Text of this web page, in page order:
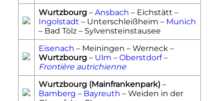
Wurtzbourg – Ansbach – Eichstätt –
Ingolstadt – Unterschleißheim – Munich
– Bad Tölz – Sylvensteinstausee
Eisenach – Meiningen – Werneck –
Wurtzbourg – Ulm – Oberstdorf–
Frontière autrichienne
Wurtzbourg (Mainfrankenpark) –
Bamberg – Bayreuth – Weiden in der